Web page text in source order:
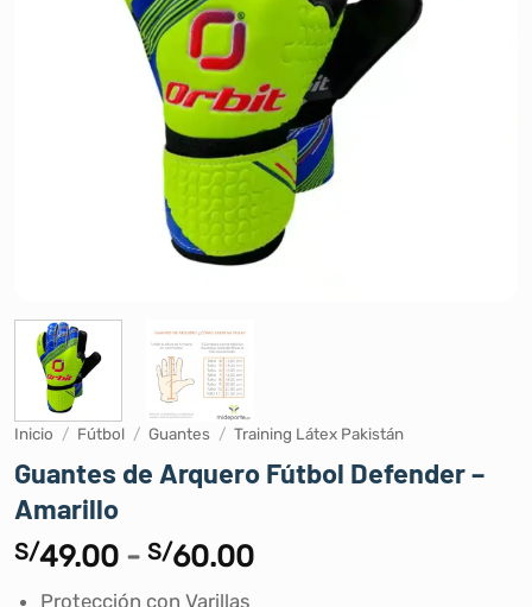
Inicio / Fútbol / Guantes / Training Látex Pakistán
Guantes de Arquero Fútbol Defender –
Amarillo
S/49.00 - S/60.00Rango
Protección con Varillas